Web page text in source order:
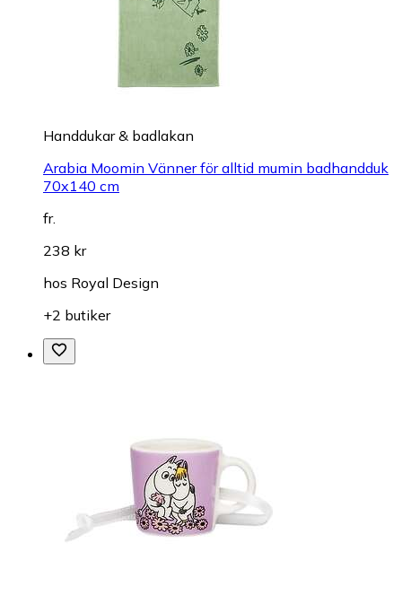
Handdukar & badlakan
Arabia Moomin Vänner för alltid mumin badhandduk
70x140 cm
fr.
238 kr
hos Royal Design
+2 butiker